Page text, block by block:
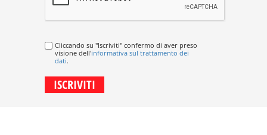
Cliccando su "Iscriviti" confermo di aver preso
visione dell'informativa sul trattamento dei
dati.